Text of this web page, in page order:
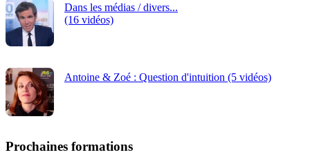
Dans les médias / divers...
(16 vidéos)
Antoine & Zoé : Question d'intuition (5 vidéos)
Prochaines formations